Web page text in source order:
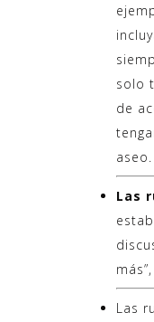
solo
de
aseo.
Las
Las